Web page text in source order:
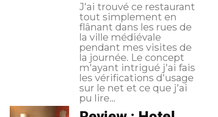
J'ai trouvé ce restaurant
tout simplement en
flânant dans les rues de
la ville médiévale
pendant mes visites de
la journée. Le concept
m'ayant intrigué j'ai fais
les vérifications d'usage
sur le net et ce que j'ai
pu lire...